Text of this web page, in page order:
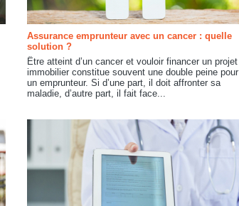
Assurance emprunteur avec un cancer : quelle
solution ?
Être atteint d’un cancer et vouloir financer un projet
immobilier constitue souvent une double peine pour
un emprunteur. Si d’une part, il doit affronter sa
maladie, d’autre part, il fait face...